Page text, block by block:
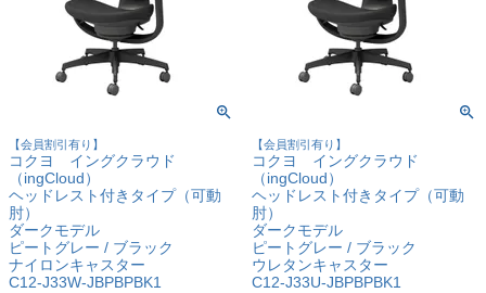
【会員割引有り】
コクヨ イングクラウド
（ingCloud）
ヘッドレスト付きタイプ（可動
肘）
ダークモデル
ピートグレー / ブラック
ナイロンキャスター
C12-J33W-JBPBPBK1
【会員割引有り】
コクヨ イングクラウド
（ingCloud）
ヘッドレスト付きタイプ（可動
肘）
ダークモデル
ピートグレー / ブラック
ウレタンキャスター
C12-J33U-JBPBPBK1